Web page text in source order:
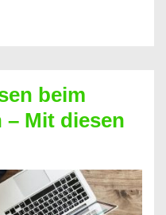
beim
Mit diesen